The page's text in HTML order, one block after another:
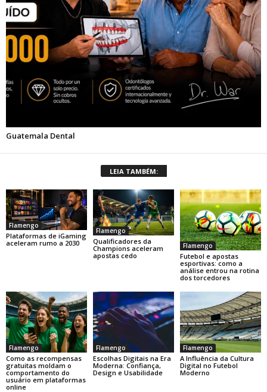
LEIA TAMBÉM:
Flamengo
Plataformas de iGaming
aceleram rumo a 2030
Flamengo
Qualificadores da
Champions aceleram
apostas cedo
Flamengo
Futebol e apostas
esportivas: como a
análise entrou na rotina
dos torcedores
Flamengo
Como as recompensas
gratuitas moldam o
comportamento do
usuário em plataformas
online
Flamengo
Escolhas Digitais na Era
Moderna: Confiança,
Design e Usabilidade
Flamengo
A Influência da Cultura
Digital no Futebol
Moderno